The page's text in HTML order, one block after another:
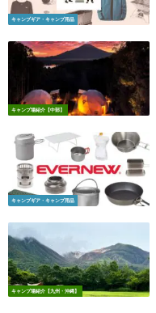
キャンプギア・キャンプ用品
キャンプ場紹介【中部】
キャンプギア・キャンプ用品
キャンプ場紹介【九州・沖縄】